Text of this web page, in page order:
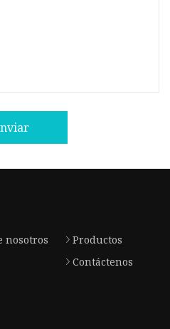
nosotros
Productos
Contáctenos